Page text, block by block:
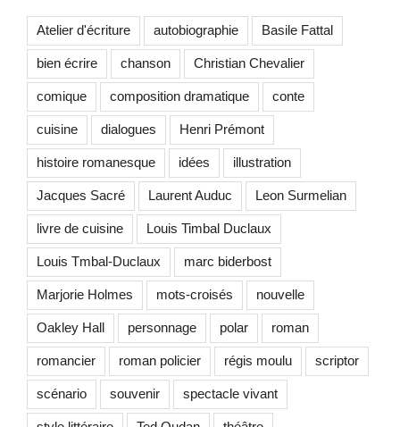
Atelier d'écriture autobiographie Basile Fattal
bien écrire chanson Christian Chevalier
comique composition dramatique conte
cuisine dialogues Henri Prémont
histoire romanesque idées illustration
Jacques Sacré Laurent Auduc Leon Surmelian
livre de cuisine Louis Timbal Duclaux
Louis Tmbal-Duclaux marc biderbost
Marjorie Holmes mots-croisés nouvelle
Oakley Hall personnage polar roman
romancier roman policier régis moulu scriptor
scénario souvenir spectacle vivant